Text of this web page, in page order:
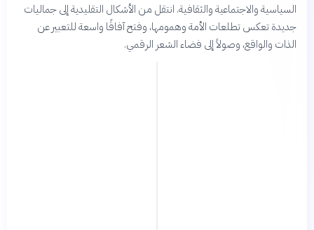
السياسية والاجتماعية والثقافية. انتقل من الأشكال التقليدية إلى جماليات
جديدة تعكس تطلعات الأمة وهمومها، وفتح آفاقًا واسعة للتعبير عن
الذات والواقع، وصولاً إلى فضاء الشعر الرقمي.